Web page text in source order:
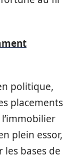
politique,
placements
plein essor,
bases de